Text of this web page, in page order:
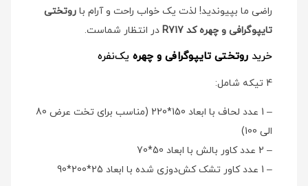
راضی ما بپیوندید! لذت یک خواب راحت و آرام با روتختی
تایپوگرافی و چهره کد R717
در انتظار شماست.
خرید روتختی تایپوگرافی و چهره یک‌نفره
4 تیکه شامل:
– 1 عدد لحاف با ابعاد 150*220 (مناسب برای تخت عرض 80
الی 100)
– 2 عدد کاور بالش با ابعاد 50*70
– 1 عدد کاور تشک کش‌دوزی شده با ابعاد 25*200*90